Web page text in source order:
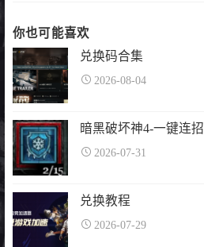
你也可能喜欢
兑换码合集
2026-08-04
暗黑破坏神4-一键连招
2026-07-31
兑换教程
2026-07-29